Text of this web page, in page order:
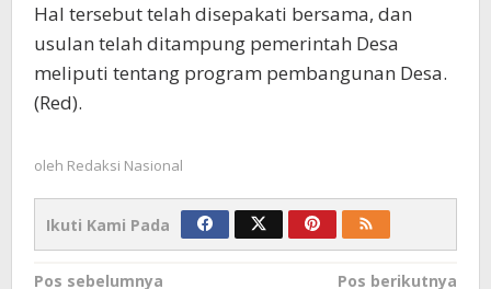
Hal tersebut telah disepakati bersama, dan
usulan telah ditampung pemerintah Desa
meliputi tentang program pembangunan Desa.
(Red).
oleh Redaksi Nasional
Ikuti Kami Pada
Pos sebelumnya
Pos berikutnya